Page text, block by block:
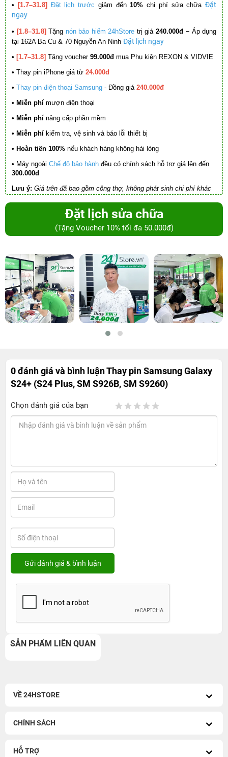
• [1.7–31.8] Đặt lịch trước giảm đến10% chi phí sửa chữa Đặt
ngay
• [1.8–31.8] Tặng nón bảo hiểm 24hStore trị giá 240.000đ – Áp dụng
tại 162A Ba Cu & 70 Nguyễn An Ninh Đặt lịch ngay
• [1.7–31.8] Tặng voucher 99.000đ mua Phụ kiện REXON & VIDVIE
• Thay pin iPhone giá từ 24.000đ
• Thay pin điện thoại Samsung - Đồng giá 240.000đ
• Miễn phí mượn điện thoại
• Miễn phí nâng cấp phần mềm
• Miễn phí kiểm tra, vệ sinh và báo lỗi thiết bị
• Hoàn tiền 100% nếu khách hàng không hài lòng
• Máy ngoài Chế độ bảo hành đều có chính sách hỗ trợ giá lên đến
300.000đ
Lưu ý: Giá trên đã bao gồm công thợ, không phát sinh chi phí khác
Đặt lịch sửa chữa
(Tặng Voucher 10% tối đa 50.000đ)
0 đánh giá và bình luậnThay pin Samsung Galaxy
S24+ (S24 Plus, SM S926B, SM S9260)
Chọn đánh giá của bạn
SẢN PHẨM LIÊN QUAN
VỀ 24HSTORE
CHÍNH SÁCH
HỖ TRỢ